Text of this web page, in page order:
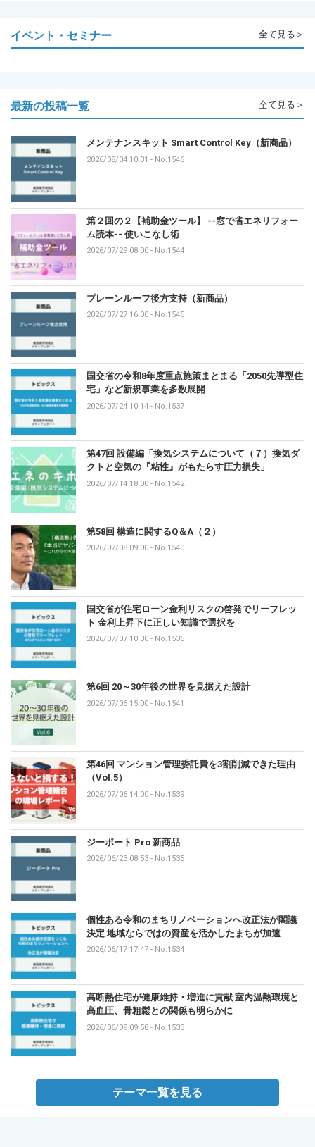
イベント・セミナー 全て見る＞
最新の投稿一覧 全て見る＞
メンテナンスキット Smart Control Key（新商品）
2026/08/04 10:31 - No.1546
第２回の２【補助金ツール】 --窓で省エネリフォー
ム読本-- 使いこなし術
2026/07/29 08:00 - No.1544
プレーンルーフ後方支持（新商品）
2026/07/27 16:00 - No.1545
国交省の令和8年度重点施策まとまる「2050先導型住
宅」など新規事業を多数展開
2026/07/24 10:14 - No.1537
第47回 設備編「換気システムについて（７）換気ダ
クトと空気の『粘性』がもたらす圧力損失」
2026/07/14 18:00 - No.1542
第58回 構造に関するQ＆A（２）
2026/07/08 09:00 - No.1540
国交省が住宅ローン金利リスクの啓発でリーフレッ
ト 金利上昇下に正しい知識で選択を
2026/07/07 10:30 - No.1536
第6回 20～30年後の世界を見据えた設計
2026/07/06 15:00 - No.1541
第46回 マンション管理委託費を3割削減できた理由
（Vol.5）
2026/07/06 14:00 - No.1539
ジーポート Pro 新商品
2026/06/23 08:53 - No.1535
個性ある令和のまちリノベーションへ改正法が閣議
決定 地域ならではの資産を活かしたまちが加速
2026/06/17 17:47 - No.1534
高断熱住宅が健康維持・増進に貢献 室内温熱環境と
高血圧、骨粗鬆との関係も明らかに
2026/06/09 09:58 - No.1533
テーマ一覧を見る